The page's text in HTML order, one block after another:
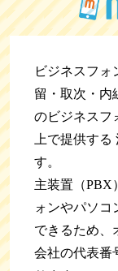
ビジネスフォ
留・取次・内
のビジネスフ
上で提供す
す。
主装置（PBX
ォンやパソコ
できるため、
会社の代表番